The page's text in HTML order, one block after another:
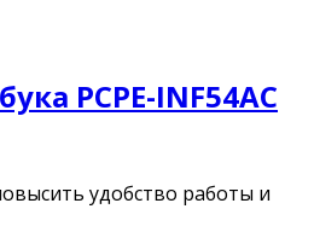
PCPE-INF54AC
удобство работы и